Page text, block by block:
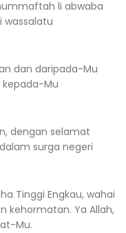
li abwaba
wassalatu
dan daripada-Mu
Mu
dengan selamat
surga negeri
Tinggi Engkau, wahai
kehormatan. Ya Allah,
Mu.